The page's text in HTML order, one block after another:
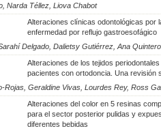
Narda Téllez, Liova Chabot
Alteraciones clínicas odontológicas por
enfermedad por reflujo gastroesofágico
Delgado, Dalietsy Gutiérrez, Ana
Alteraciones de los tejidos periodontales
pacientes con ortodoncia. Una revisión
Rojas, Geraldine Vivas, Lourdes Rey, Ross
Alteraciones del color en 5 resinas
para el sector posterior pulidas y
diferentes bebidas